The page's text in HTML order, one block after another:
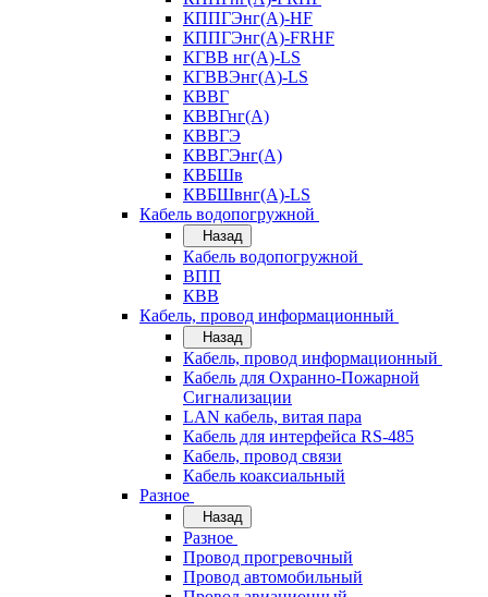
КППГЭнг(А)-HF
КППГЭнг(А)-FRHF
КГВВ нг(А)-LS
КГВВЭнг(А)-LS
КВВГ
КВВГнг(А)
КВВГЭ
КВВГЭнг(А)
КВБШв
КВБШвнг(А)-LS
Кабель водопогружной
Назад
Кабель водопогружной
ВПП
КВВ
Кабель, провод информационный
Назад
Кабель, провод информационный
Кабель для Охранно-Пожарной
Сигнализации
LAN кабель, витая пара
Кабель для интерфейса RS-485
Кабель, провод связи
Кабель коаксиальный
Разное
Назад
Разное
Провод прогревочный
Провод автомобильный